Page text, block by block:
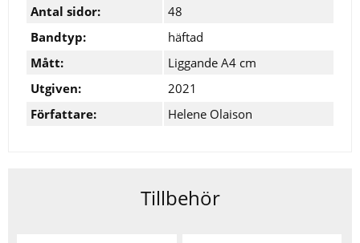
Antal sidor:
48
Bandtyp:
häftad
Mått:
Liggande A4 cm
Utgiven:
2021
Författare:
Helene Olaison
Tillbehör